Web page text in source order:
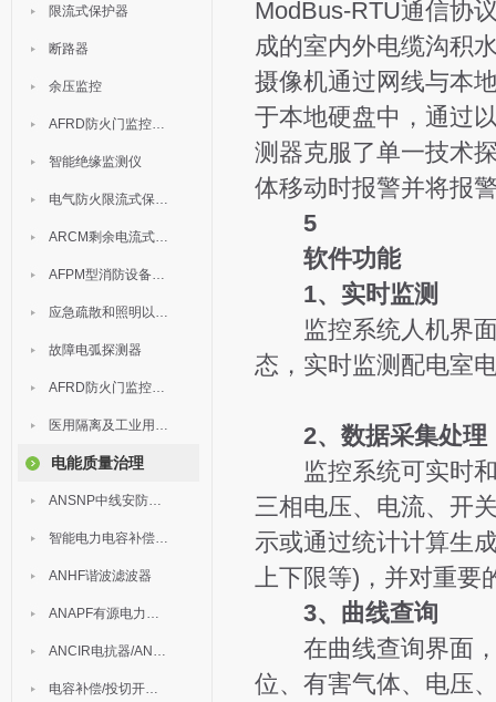
限流式保护器
断路器
余压监控
AFRD防火门监控模块
智能绝缘监测仪
电气防火限流式保护器
ARCM剩余电流式电气火灾监控装置
AFPM型消防设备电源监控系统
应急疏散和照明以及灯具
故障电弧探测器
AFRD防火门监控系统
医用隔离及工业用电绝缘检测
电能质量治理
ANSNP中线安防保护器
智能电力电容补偿装置
ANHF谐波滤波器
ANAPF有源电力滤波器
ANCIR电抗器/ANHPD300谐波保护器
电容补偿/投切开关/ARC
ModBus-RTU通信协
成的室内外电缆沟积
摄像机通过网线与本
于本地硬盘中，通过
测器克服了单一技术
体移动时报警并将报
5
软件功能
1、实时监测
监控系统人机界面
态，实时监测配电室
2、数据采集处理
监控系统可实时和
三相电压、电流、开
示或通过统计计算生
上下限等)，并对重要
3、曲线查询
在曲线查询界面，
位、有害气体、电压